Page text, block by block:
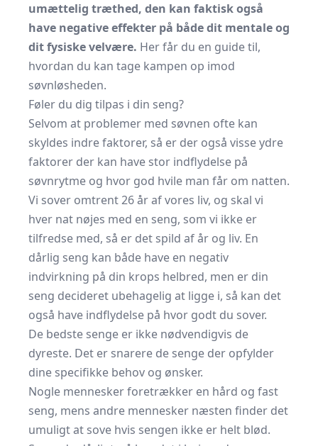
umættelig træthed, den kan faktisk også
have negative effekter på både dit mentale og
dit fysiske velvære. Her får du en guide til,
hvordan du kan tage kampen op imod
søvnløsheden.
Føler du dig tilpas i din seng?
Selvom at problemer med søvnen ofte kan
skyldes indre faktorer, så er der også visse ydre
faktorer der kan have stor indflydelse på
søvnrytme og hvor god hvile man får om natten.
Vi sover omtrent 26 år af vores liv, og skal vi
hver nat nøjes med en seng, som vi ikke er
tilfredse med, så er det spild af år og liv. En
dårlig seng kan både have en negativ
indvirkning på din krops helbred, men er din
seng decideret ubehagelig at ligge i, så kan det
også have indflydelse på hvor godt du sover.
De bedste senge er ikke nødvendigvis de
dyreste. Det er snarere de senge der opfylder
dine specifikke behov og ønsker.
Nogle mennesker foretrækker en hård og fast
seng, mens andre mennesker næsten finder det
umuligt at sove hvis sengen ikke er helt blød.